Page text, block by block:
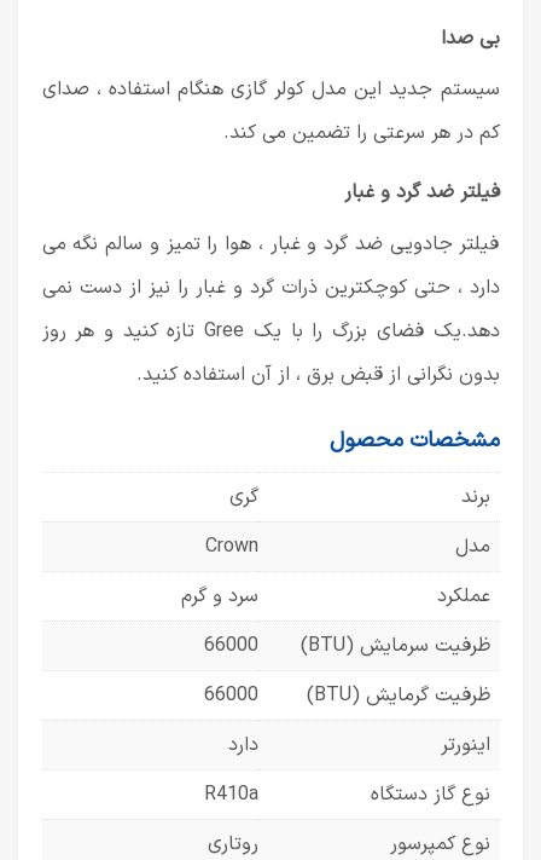
بی صدا
سیستم جدید این مدل کولر گازی هنگام استفاده ، صدای
کم در هر سرعتی را تضمین می کند.
فیلتر ضد گرد و غبار
فیلتر جادویی ضد گرد و غبار ، هوا را تمیز و سالم نگه می
دارد ، حتی کوچکترین ذرات گرد و غبار را نیز از دست نمی
دهد.یک فضای بزرگ را با یک Gree تازه کنید و هر روز
بدون نگرانی از قبض برق ، از آن استفاده کنید.
مشخصات محصول
برند
گری
مدل
Crown
عملکرد
سرد و گرم
ظرفیت سرمایش (BTU)
66000
ظرفیت گرمایش (BTU)
66000
اینورتر
دارد
نوع گاز دستگاه
R410a
نوع کمپرسور
روتاری